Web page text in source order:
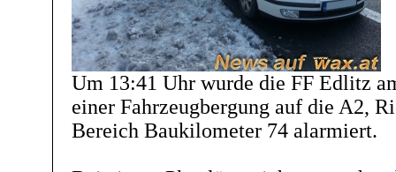
Um 13:41 Uhr wurde die FF Edlitz
einer Fahrzeugbergung auf die A2,
Bereich Baukilometer 74 alarmiert.